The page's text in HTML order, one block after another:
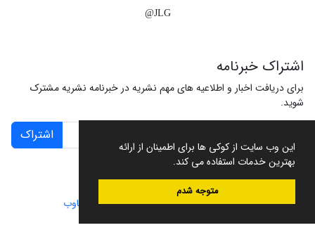
این وب سایت از کوکی ها برای اطمینان از ارائه
بهترین خدمات استفاده می کند.
متوجه شدم
JLG@
اشتراک خبرنامه
برای دریافت اخبار و اطلاعیه های مهم نشریه در خبرنامه نشریه مشترک
شوید.
اشتراک
سامانه مدیریت نشریات علمی.طراحی و پیاده سازی از سیناوب